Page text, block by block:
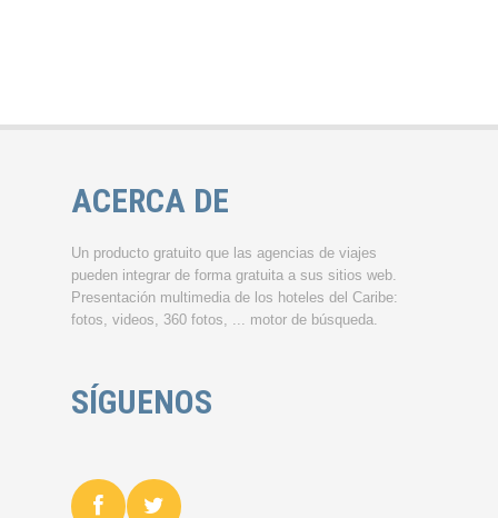
ACERCA DE
Un producto gratuito que las agencias de viajes
pueden integrar de forma gratuita a sus sitios web.
Presentación multimedia de los hoteles del Caribe:
fotos, videos, 360 fotos, ... motor de búsqueda.
SÍGUENOS